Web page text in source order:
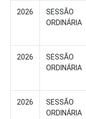
2026
SESSÃO
ORDINÁRIA
2026
SESSÃO
ORDINÁRIA
2026
SESSÃO
ORDINÁRIA